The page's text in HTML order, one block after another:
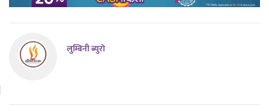
लुम्बिनी ब्युराे